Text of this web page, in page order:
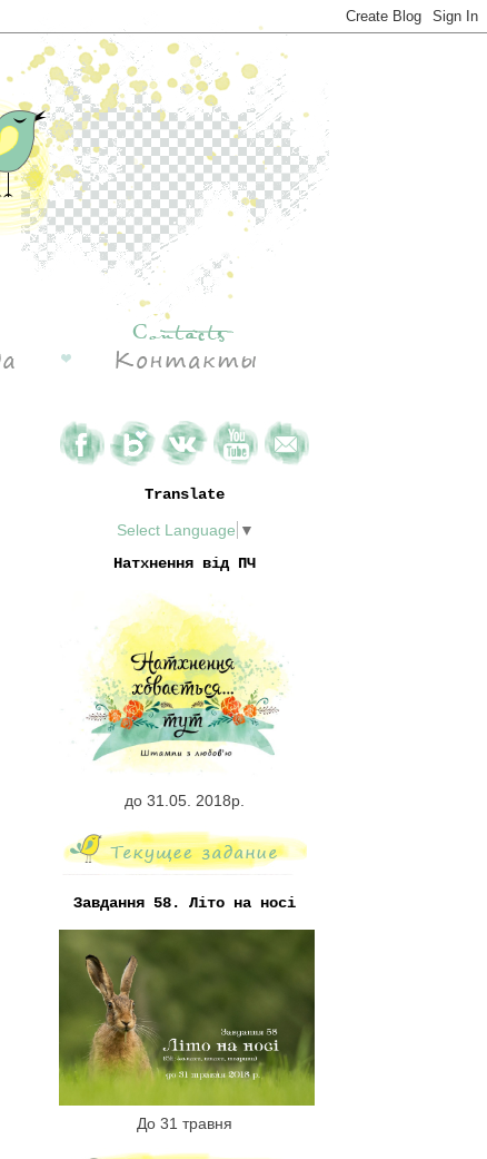
Translate
Select Language ▼
Натхнення від ПЧ
до 31.05. 2018р.
Завдання 58. Літо на носі
До 31 травня